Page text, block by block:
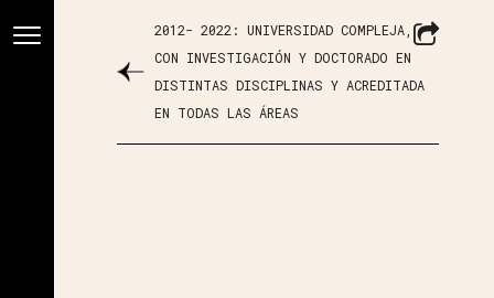
2012- 2022: UNIVERSIDAD COMPLEJA,
CON INVESTIGACIÓN Y DOCTORADO EN
DISTINTAS DISCIPLINAS Y ACREDITADA
EN TODAS LAS ÁREAS